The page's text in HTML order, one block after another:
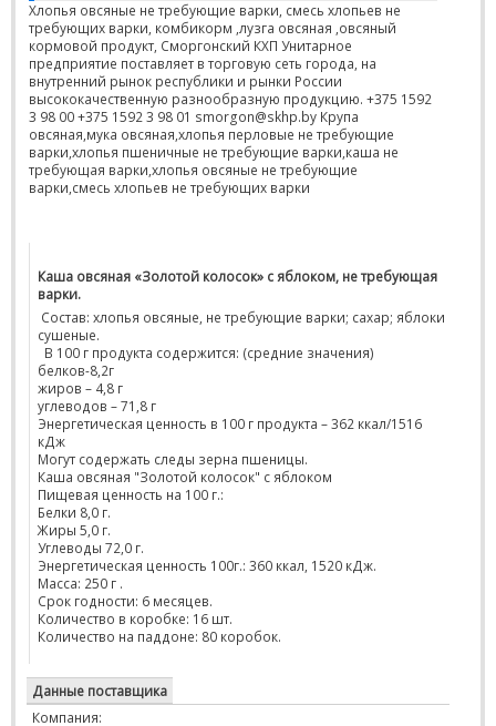
Хлопья овсяные не требующие варки, смесь хлопьев не
требующих варки, комбикорм ,лузга овсяная ,овсяный
кормовой продукт, Сморгонский КХП Унитарное
предприятие поставляет в торговую сеть города, на
внутренний рынок республики и рынки России
высококачественную разнообразную продукцию. +375 1592
3 98 00 +375 1592 3 98 01 smorgon@skhp.by Крупа
овсяная,мука овсяная,хлопья перловые не требующие
варки,хлопья пшеничные не требующие варки,каша не
требующая варки,хлопья овсяные не требующие
варки,смесь хлопьев не требующих варки
Каша овсяная «Золотой колосок» с яблоком, не требующая
варки.
Состав: хлопья овсяные, не требующие варки; сахар; яблоки
сушеные.
В 100 г продукта содержится: (средние значения)
белков-8,2г
жиров – 4,8 г
углеводов – 71,8 г
Энергетическая ценность в 100 г продукта – 362 ккал/1516
кДж
Могут содержать следы зерна пшеницы.
Каша овсяная "Золотой колосок" с яблоком
Пищевая ценность на 100 г.:
Белки 8,0 г.
Жиры 5,0 г.
Углеводы 72,0 г.
Энергетическая ценность 100г.: 360 ккал, 1520 кДж.
Масса: 250 г .
Срок годности: 6 месяцев.
Количество в коробке: 16 шт.
Количество на паддоне: 80 коробок.
Данные поставщика
Компания: